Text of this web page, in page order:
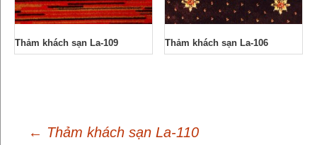
Thảm khách sạn La-109 Thảm khách sạn La-106
← Thảm khách sạn La-110